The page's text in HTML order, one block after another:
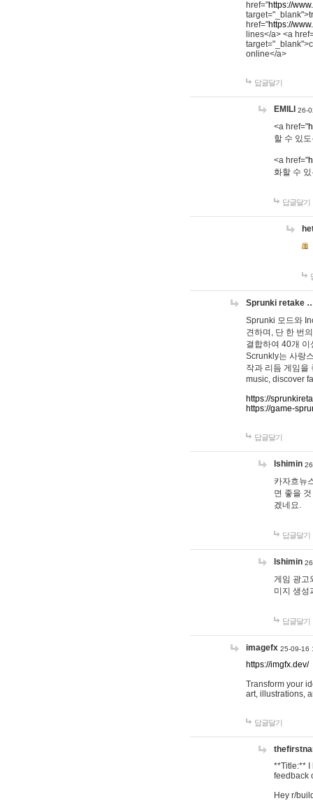
href="https://
href="https://
lines</a> <a
online</a>
답글달기
EMILI 26-
<a href="
할 수 있
<a href="
화할 수
답글달기
Sprunki retake
Sprunki 모드와
견하며, 단 한 번
결합하여 40개
Scrunkly는 사랑
작과 리듬 게임을
music, discover
https://
https://game-
답글달기
lshimin
카자흐뉴
면 좋을
겠네요.
답글달기
lshimin
게임 광고
미지 생성
답글달기
imagefx 25-09-16
https://imgfx.dev/
Transform your
art, illustrations,
답글달기
**Title:** I
feedback
Hey r/